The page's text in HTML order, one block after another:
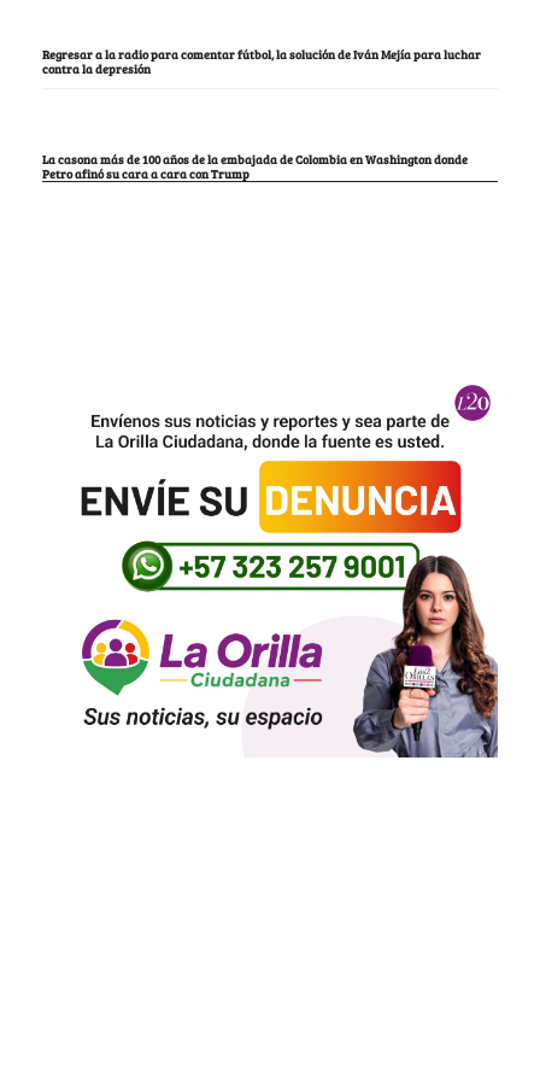
Regresar a la radio para comentar fútbol, la solución de Iván Mejía para luchar
contra la depresión
La casona más de 100 años de la embajada de Colombia en Washington donde
Petro afinó su cara a cara con Trump